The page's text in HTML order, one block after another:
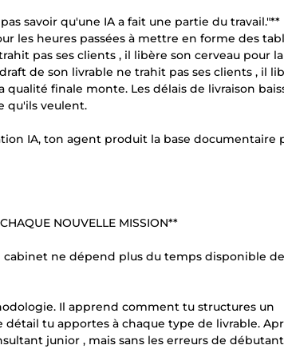
savoir qu'une IA a fait une partie du travail."**
les heures passées à mettre en forme des
pas ses clients , il libère son cerveau pour la
de son livrable ne trahit pas ses clients , il
finale monte. Les délais de livraison
qu'ils veulent.
IA, ton agent produit la base documentaire
NOUVELLE MISSION**
ne dépend plus du temps disponible
Il apprend comment tu structures un
tu apportes à chaque type de livrable.
junior , mais sans les erreurs de